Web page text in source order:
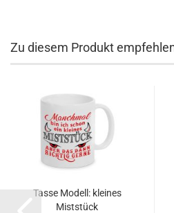
Zu diesem Produkt
Tasse Modell: kleines
Miststück